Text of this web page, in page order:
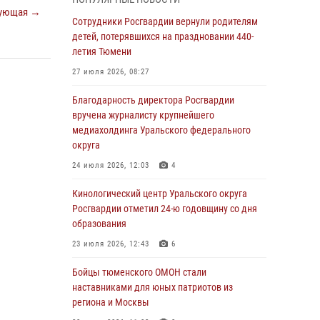
→
05 августа 2026, 09:56 2
Военнослужащие Росгвардии сбили дрон-
Стальной характер продемонстрировали
росгвардейцы в ходе масштабных
спортивных событий на Урале
05 августа 2026, 05:22
В Тюмени сотрудник Росгвардии во
внеслужебное время задержал виновника
ДТП
05 августа 2026, 05:15
Со 101-м Днём рождения поздравили
сотрудники Росгвардии труженицу тыла из
Тюмени
Сотрудники Росгвардии вернули родителям
детей, потерявшихся на праздновании 440-
летия Тюмени
27 июля 2026, 08:27
Благодарность директора Росгвардии
вручена журналисту крупнейшего
медиахолдинга Уральского федерального
округа
24 июля 2026, 12:03 4
Кинологический центр Уральского округа
Росгвардии отметил 24-ю годовщину со дня
образования
23 июля 2026, 12:43 6
Бойцы тюменского ОМОН стали
наставниками для юных патриотов из
региона и Москвы